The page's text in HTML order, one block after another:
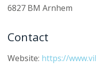
6827 BM Arnhem
Contact
Website: https://